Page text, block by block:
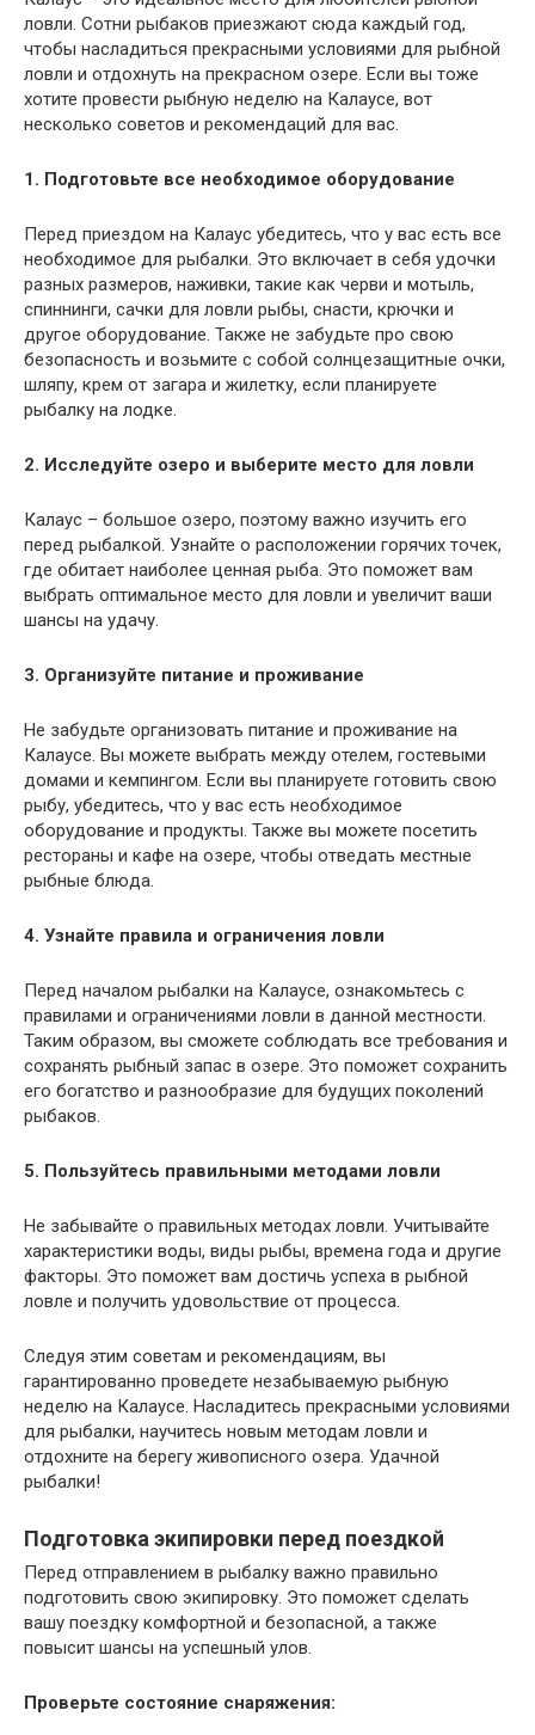
ловли. Сотни рыбаков приезжают сюда каждый год,
чтобы насладиться прекрасными условиями для рыбной
ловли и отдохнуть на прекрасном озере. Если вы тоже
хотите провести рыбную неделю на Калаусе, вот
несколько советов и рекомендаций для вас.
1. Подготовьте все необходимое оборудование
Перед приездом на Калаус убедитесь, что у вас есть все
необходимое для рыбалки. Это включает в себя удочки
разных размеров, наживки, такие как черви и мотыль,
спиннинги, сачки для ловли рыбы, снасти, крючки и
другое оборудование. Также не забудьте про свою
безопасность и возьмите с собой солнцезащитные очки,
шляпу, крем от загара и жилетку, если планируете
рыбалку на лодке.
2. Исследуйте озеро и выберите место для ловли
Калаус – большое озеро, поэтому важно изучить его
перед рыбалкой. Узнайте о расположении горячих точек,
где обитает наиболее ценная рыба. Это поможет вам
выбрать оптимальное место для ловли и увеличит ваши
шансы на удачу.
3. Организуйте питание и проживание
Не забудьте организовать питание и проживание на
Калаусе. Вы можете выбрать между отелем, гостевыми
домами и кемпингом. Если вы планируете готовить свою
рыбу, убедитесь, что у вас есть необходимое
оборудование и продукты. Также вы можете посетить
рестораны и кафе на озере, чтобы отведать местные
рыбные блюда.
4. Узнайте правила и ограничения ловли
Перед началом рыбалки на Калаусе, ознакомьтесь с
правилами и ограничениями ловли в данной местности.
Таким образом, вы сможете соблюдать все требования и
сохранять рыбный запас в озере. Это поможет сохранить
его богатство и разнообразие для будущих поколений
рыбаков.
5. Пользуйтесь правильными методами ловли
Не забывайте о правильных методах ловли. Учитывайте
характеристики воды, виды рыбы, времена года и другие
факторы. Это поможет вам достичь успеха в рыбной
ловле и получить удовольствие от процесса.
Следуя этим советам и рекомендациям, вы
гарантированно проведете незабываемую рыбную
неделю на Калаусе. Насладитесь прекрасными условиями
для рыбалки, научитесь новым методам ловли и
отдохните на берегу живописного озера. Удачной
рыбалки!
Подготовка экипировки перед поездкой
Перед отправлением в рыбалку важно правильно
подготовить свою экипировку. Это поможет сделать
вашу поездку комфортной и безопасной, а также
повысит шансы на успешный улов.
Проверьте состояние снаряжения: